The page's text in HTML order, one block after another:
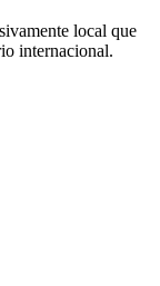
local que
internacional.